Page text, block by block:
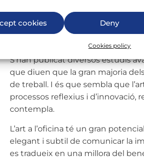
cookies Deny
Cookies policy
S’han publicat diversos estudis
que diuen que la gran majoria
de treball. I és que sembla que
processos reflexius i d’innovació,
contempla.
L’art a l’oficina té un gran
elegant i subtil de comunicar la
es tradueix en una millora del